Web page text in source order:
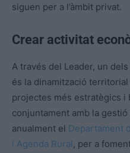
siguen per a l’àmbit privat.
Crear activitat
A través del Leader, un
és la dinamització
projectes més estratègics i
conjuntament amb la
anualment el Departament
i Agenda Rural , per a